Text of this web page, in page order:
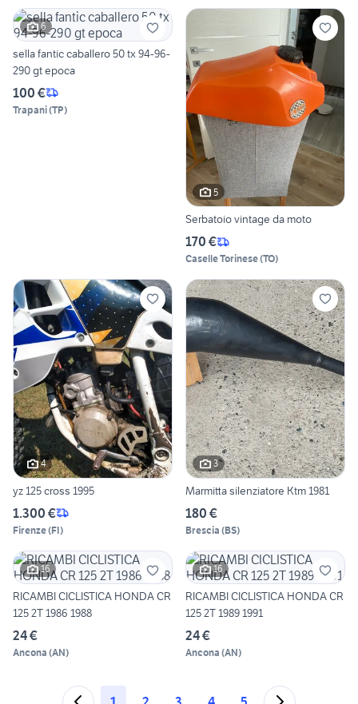
6
sella fantic caballero 50 tx 94-96-
290 gt epoca
100 €
Trapani(TP)
5
Serbatoio vintage da moto
170 €
Caselle Torinese(TO)
4
yz 125 cross 1995
1.300 €
Firenze(FI)
3
Marmitta silenziatore Ktm 1981
180 €
Brescia (BS)
16
RICAMBI CICLISTICA HONDA CR
125 2T 1986 1988
24 €
Ancona (AN)
16
RICAMBI CICLISTICA HONDA CR
125 2T 1989 1991
24 €
Ancona (AN)